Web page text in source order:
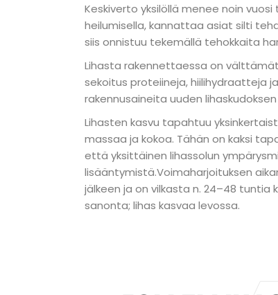
Keskiverto yksilöllä menee noin
heilumisella, kannattaa asiat silti
siis onnistuu tekemällä tehokkaita
Lihasta rakennettaessa on
sekoitus proteiineja, hiilihydraatteja
rakennusaineita uuden
Lihasten kasvu tapahtuu
massaa ja kokoa. Tähän on kaksi
että yksittäinen lihassolun
lisääntymistä.Voimaharjoituksen
jälkeen ja on vilkasta n. 24–48 tuntia
sanonta; lihas kasvaa levossa.